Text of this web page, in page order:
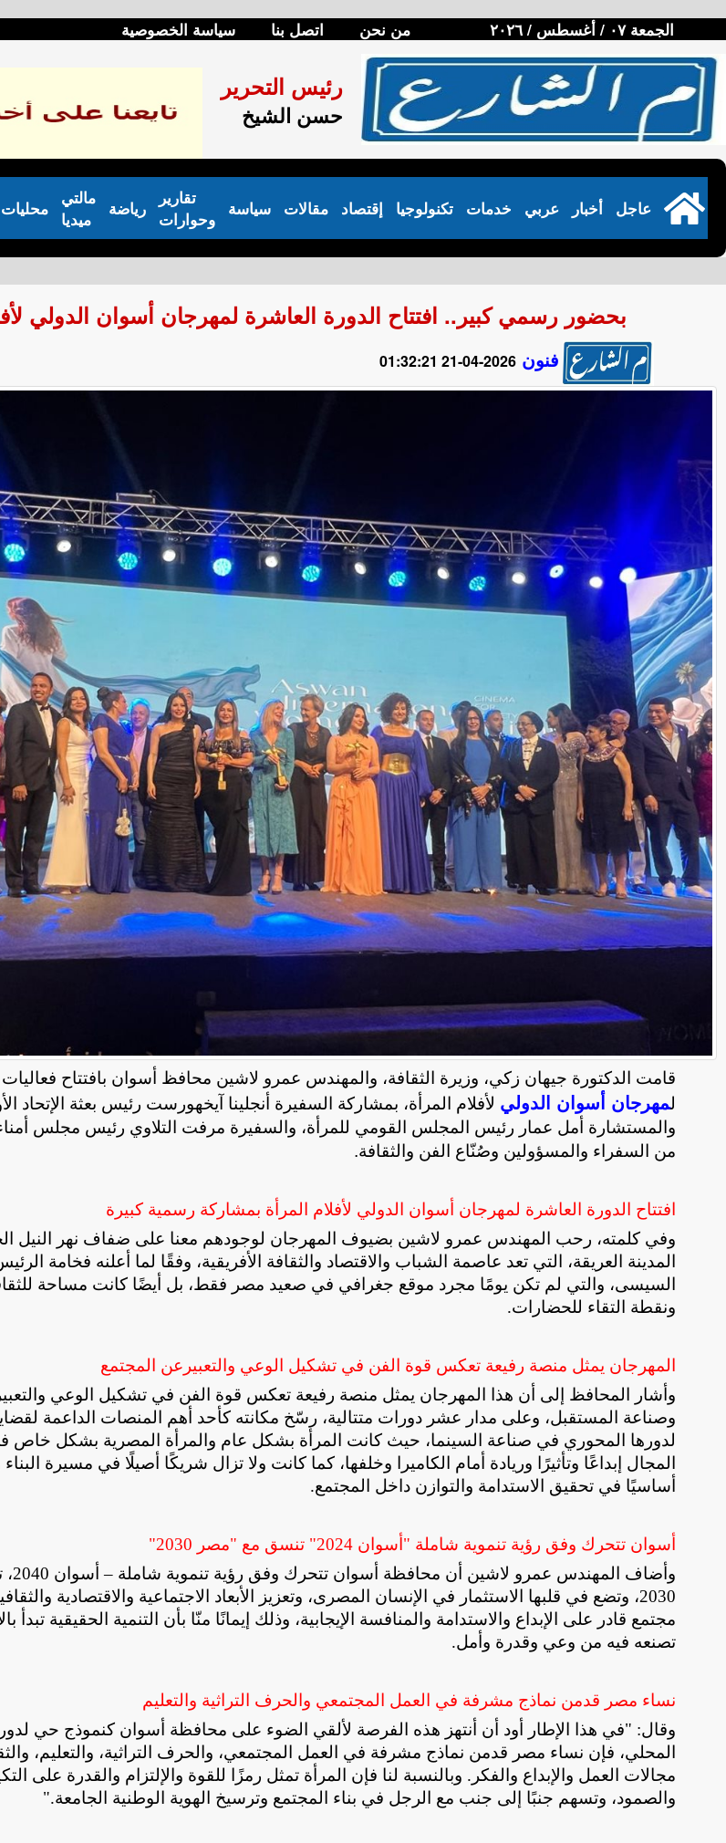
الجمعة ٠٧ / أغسطس / ٢٠٢٦ من نحن اتصل بنا سياسة الخصوصية
رئيس التحرير
حسن الشيخ
محليات
مالتي
ميديا
رياضة
تقارير
وحوارات
سياسة مقالات إقتصاد تكنولوجيا خدمات عربي أخبار عاجل
بحضور رسمي كبير.. افتتاح الدورة العاشرة لمهرجان أسوان الدولي
فنون 2026-04-21 01:32:21
قامت الدكتورة جيهان زكي، وزيرة الثقافة، والمهندس عمرو لاشين محافظ أسوان بافتتاح فعاليات
لمهرجان أسوان الدولي لأفلام المرأة، بمشاركة السفيرة أنجلينا آيخهورست رئيس بعثة الإتحاد
والمستشارة أمل عمار رئيس المجلس القومي للمرأة، والسفيرة مرفت التلاوي رئيس مجلس
من السفراء والمسؤولين وصُنّاع الفن والثقافة.
افتتاح الدورة العاشرة لمهرجان أسوان الدولي لأفلام المرأة بمشاركة رسمية كبيرة
وفي كلمته، رحب المهندس عمرو لاشين بضيوف المهرجان لوجودهم معنا على ضفاف نهر النيل
المدينة العريقة، التي تعد عاصمة الشباب والاقتصاد والثقافة الأفريقية، وفقًا لما أعلنه فخامة
السيسى، والتي لم تكن يومًا مجرد موقع جغرافي في صعيد مصر فقط، بل أيضًا كانت مساحة
ونقطة التقاء للحضارات.
المهرجان يمثل منصة رفيعة تعكس قوة الفن في تشكيل الوعي والتعبيرعن المجتمع
وأشار المحافظ إلى أن هذا المهرجان يمثل منصة رفيعة تعكس قوة الفن في تشكيل الوعي
وصناعة المستقبل، وعلى مدار عشر دورات متتالية، رسّخ مكانته كأحد أهم المنصات الداعمة لقضايا
لدورها المحوري في صناعة السينما، حيث كانت المرأة بشكل عام والمرأة المصرية بشكل خاص
المجال إبداعًا وتأثيرًا وريادة أمام الكاميرا وخلفها، كما كانت ولا تزال شريكًا أصيلًا في مسيرة البناء
أساسيًا في تحقيق الاستدامة والتوازن داخل المجتمع.
أسوان تتحرك وفق رؤية تنموية شاملة "أسوان 2024" تنسق مع "مصر 2030"
وأضاف
2030، وتضع في قلبها الاستثمار في الإنسان المصرى، وتعزيز الأبعاد الاجتماعية والاقتصادية
مجتمع قادر على الإبداع والاستدامة والمنافسة الإيجابية، وذلك إيمانًا منّا بأن التنمية الحقيقية تبدأ
تصنعه فيه من وعي وقدرة وأمل.
نساء مصر قدمن نماذج مشرفة في العمل المجتمعي والحرف التراثية والتعليم
وقال: "في هذا الإطار أود أن أنتهز هذه الفرصة لألقي الضوء على محافظة أسوان كنموذج حي
المحلي، فإن نساء مصر قدمن نماذج مشرفة في العمل المجتمعي، والحرف التراثية، والتعليم،
مجالات العمل والإبداع والفكر. وبالنسبة لنا فإن المرأة تمثل رمزًا للقوة والإلتزام والقدرة على
والصمود، وتسهم جنبًا إلى جنب مع الرجل في بناء المجتمع وترسيخ الهوية الوطنية الجامعة".